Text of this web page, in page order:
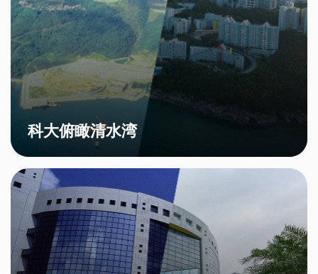
科大俯瞰清水湾